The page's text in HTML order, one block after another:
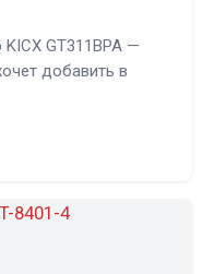
GT311BPA —
добавить в